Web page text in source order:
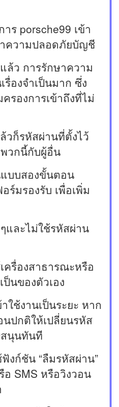
ร porsche99 เข้า
ความปลอดภัยบัญชี
ล้ว การรักษาความ
องจำเป็นมาก ซึ่ง
รองการเข้าถึงที่ไม่
วก็รหัสผ่านที่ตั้งไว้
วกนี้กับผู้อื่น
บบสองขั้นตอน
ร์มรองรับ เพื่อเพิ่ม
และไม่ใช้รหัสผ่าน
ครื่องสาธารณะหรือ
ป็นของตัวเอง
ใช้งานเป็นระยะ หาก
ปกติให้เปลี่ยนรหัส
นุนทันที
งก์ชัน “ลืมรหัสผ่าน”
อ SMS หรือวิงวอน